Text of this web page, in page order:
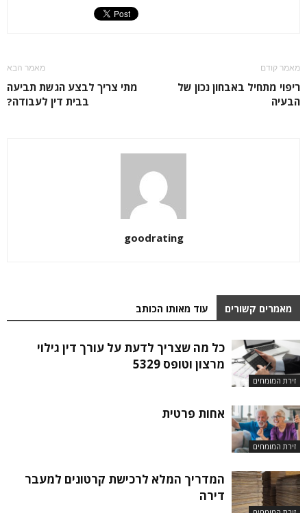
מאמר קודם
ריפוי מתחיל באבחון נכון של
הבעיה
מאמר הבא
מתי צריך לבצע הגשת תביעה
בבית דין לעבודה?
goodrating
מאמרים קשורים עוד מאותו הכותב
זירת המומחים
כל מה שצריך לדעת על עורך דין גילוי
מרצון וטופס 5329
זירת המומחים
אחות פרטית
המדריך המלא לרכישת קרטונים למעבר
דירה